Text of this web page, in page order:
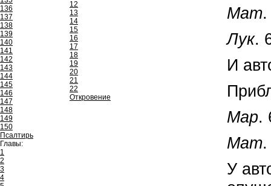
136
137
138
139
140
141
142
143
144
145
146
147
148
149
150
Псалтирь
Главы:
1
2
3
4
12
13
14
15
16
17
18
19
20
21
22
Откровение
Мат
Лук.
И
Map.
Мат
У